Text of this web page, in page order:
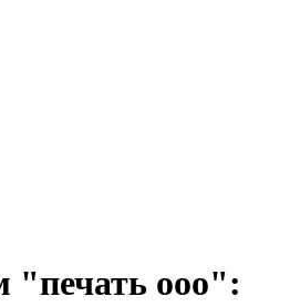
"печать ооо":